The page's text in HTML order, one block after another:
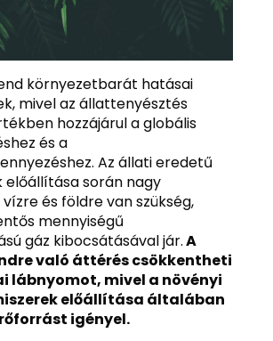
környezetbarát hatásai
mivel az állattenyésztés
hozzájárul a globális
és a
Az állati eredetű
előállítása során nagy
és földre van szükség,
mennyiségű
gáz kibocsátásával jár.A
való áttérés csökkentheti
lábnyomot, mivel a növényi
előállítása általában
igényel.